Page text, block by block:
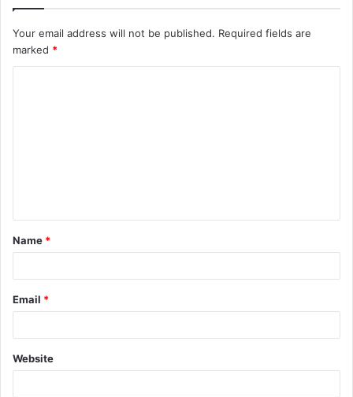
Your email address will not be published. Required fields are
marked *
Name *
Email *
Website